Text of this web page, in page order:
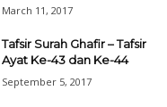
March 11, 2017
Tafsir Surah Ghafir – Tafsir
Ayat Ke-43 dan Ke-44
September 5, 2017